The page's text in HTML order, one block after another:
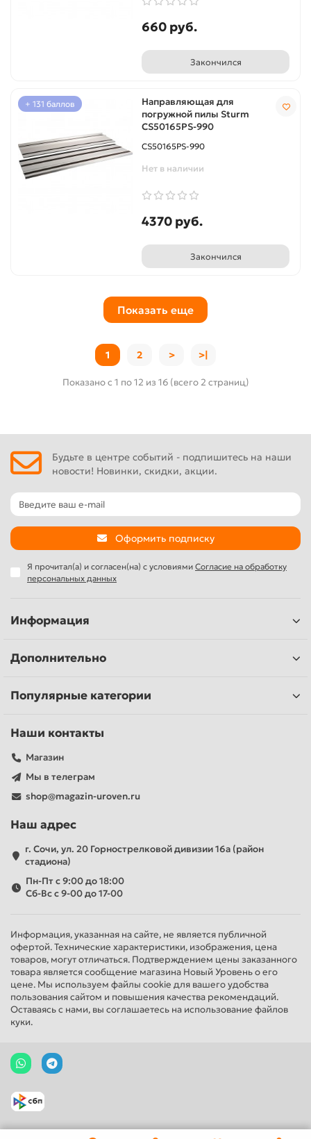
660 руб.
Закончился
+ 131 баллов
Направляющая для
погружной пилы Sturm
CS50165PS-990
CS50165PS-990
Нет в наличии
4370 руб.
Закончился
Показать еще
1 2 > >|
Показано с 1 по 12 из 16 (всего 2 страниц)
Будьте в центре событий - подпишитесь на наши
новости! Новинки, скидки, акции.
Оформить подписку
Я прочитал(а) и согласен(на) с условиями Согласие на обработку
персональных данных
Информация
Дополнительно
Популярные категории
Наши контакты
Магазин
Мы в телеграм
shop@magazin-uroven.ru
Наш адрес
г. Сочи, ул. 20 Горнострелковой дивизии 16а (район
стадиона)
Пн-Пт с 9:00 до 18:00
Сб-Вс с 9-00 до 17-00
Информация, указанная на сайте, не является публичной
офертой. Технические характеристики, изображения, цена
товаров, могут отличаться. Подтверждением цены заказанного
товара является сообщение магазина Новый Уровень о его
цене. Мы используем файлы cookie для вашего удобства
пользования сайтом и повышения качества рекомендаций.
Оставаясь с нами, вы соглашаетесь на использование файлов
куки.